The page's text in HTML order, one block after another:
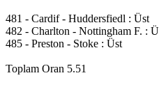
481 - Cardif - Huddersfiedl : Üst
482 - Charlton - Nottingham F. :
485 - Preston - Stoke : Üst
Toplam Oran 5.51